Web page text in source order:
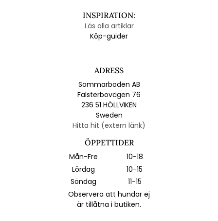
INSPIRATION:
Läs alla artiklar
Köp-guider
ADRESS
Sommarboden AB
Falsterbovägen 76
236 51 HÖLLVIKEN
Sweden
Hitta hit (extern länk)
ÖPPETTIDER
Mån-Fre
10-18
Lördag
10-15
Söndag
11-15
Observera att hundar ej
är tillåtna i butiken.